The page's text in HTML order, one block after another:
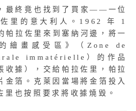
最終竟也找到了買家——一位
里的意大利人。1962 年 1
帕拉佐里來到塞納河邊，將一
繪畫感受區》（Zone de
immatérielle）的作品
收據），交給帕拉佐里，帕拉
金箔。克萊因當場將金箔投入
里也按照要求將收據燒毀。